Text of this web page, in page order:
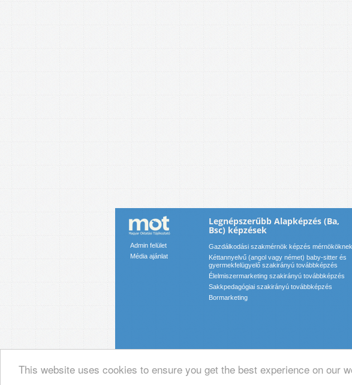
This website uses cookies to ensure you get the best experience on our
Admin felület
Média ajánlat
Legnépszerűbb Alapképzés (Ba,
Bsc) képzések
Gazdálkodási szakmérnök képzés mérnököknek
Kéttannyelvű (angol vagy német) baby-sitter és
gyermekfelügyelő szakirányú továbbképzés
Élelmiszermarketing szakirányú továbbképzés
Sakkpedagógiai szakirányú továbbképzés
Bormarketing
© 2019 Magyar Oktatási Tájékoztató Kapcsolat: